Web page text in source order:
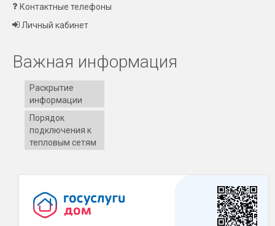
Контактные телефоны
Личный кабинет
Важная информация
Раскрытие
информации
Порядок
подключения к
тепловым сетям